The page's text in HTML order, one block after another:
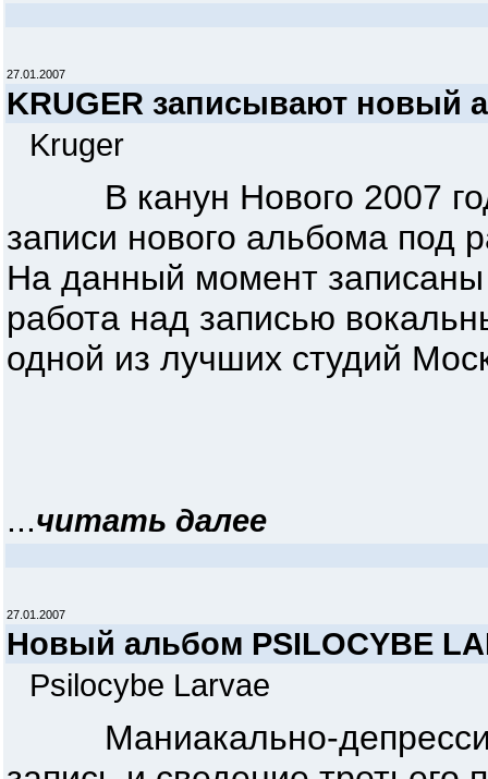
27.01.2007
KRUGER записывают новый
Kruger
В канун Нового 2007
записи нового альбома под
На данный момент записаны
работа над записью
одной из лучших студий
...читать далее
27.01.2007
Новый альбом PSILOCYBE
Psilocybe Larvae
Маниакально-